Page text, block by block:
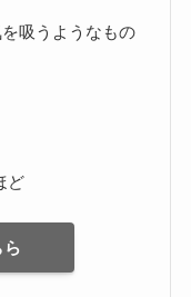
吸うようなもの
ど